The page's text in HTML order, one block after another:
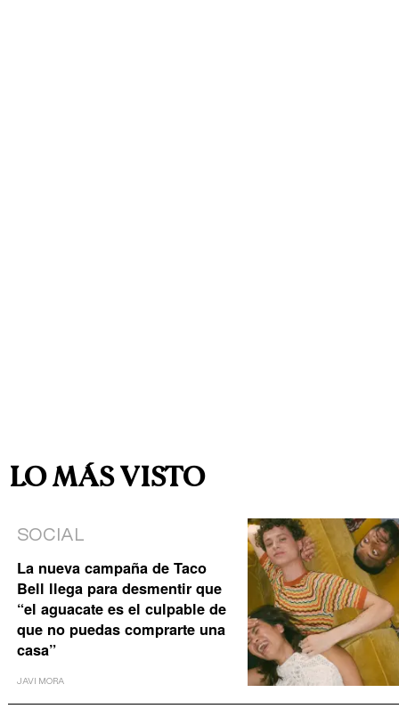
LO MÁS VISTO
SOCIAL
La nueva campaña de Taco
Bell llega para desmentir que
“el aguacate es el culpable de
que no puedas comprarte una
casa”
JAVI MORA